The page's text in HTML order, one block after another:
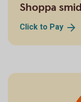
Shoppa
Click to Pay